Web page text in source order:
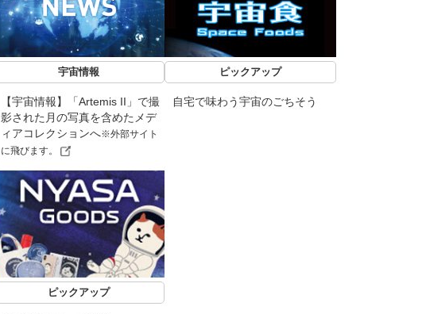
宇宙情報
【宇宙情報】「Artemis II」で撮
影された月の写真を含めたメデ
ィアコレクションへ※外部サイト
に飛びます。
ピックアップ
自宅で味わう宇宙のごちそう
ピックアップ